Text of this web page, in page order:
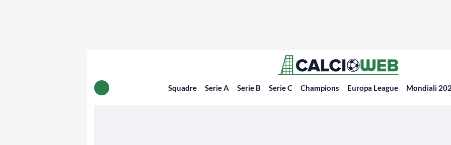
Squadre Serie A Serie B Serie C Champions Europa League Mondiali